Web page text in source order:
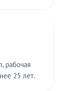
рабочая
25 лет.